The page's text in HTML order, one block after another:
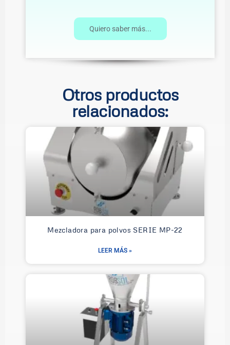
Quiero saber más...
Otros productos
relacionados:
Mezcladora para polvos SERIE MP-22
LEER MÁS »